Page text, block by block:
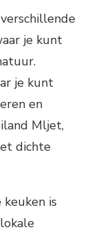
je kunt
je kunt
en
Mljet,
dichte
is